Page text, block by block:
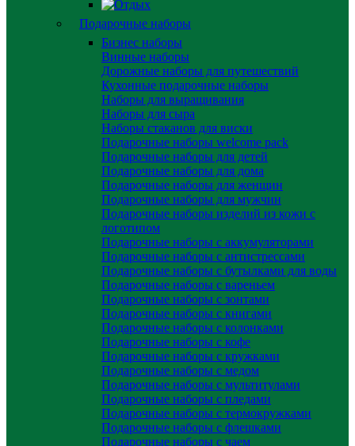
Подарочные наборы
Бизнес наборы
Винные наборы
Дорожные наборы для путешествий
Кухонные подарочные наборы
Наборы для выращивания
Наборы для сыра
Наборы стаканов для виски
Подарочные наборы welcome pack
Подарочные наборы для детей
Подарочные наборы для дома
Подарочные наборы для женщин
Подарочные наборы для мужчин
Подарочные наборы изделий из кожи с
логотипом
Подарочные наборы с аккумуляторами
Подарочные наборы с антистрессами
Подарочные наборы с бутылками для воды
Подарочные наборы с вареньем
Подарочные наборы с зонтами
Подарочные наборы с книгами
Подарочные наборы с колонками
Подарочные наборы с кофе
Подарочные наборы с кружками
Подарочные наборы с медом
Подарочные наборы с мультитулами
Подарочные наборы с пледами
Подарочные наборы с термокружками
Подарочные наборы с флешками
Подарочные наборы с чаем